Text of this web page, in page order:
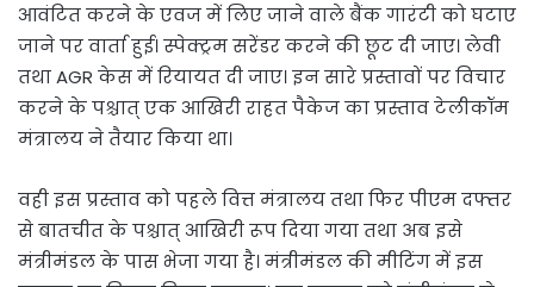
आवंटित करने के एवज में लिए जाने वाले बैंक गारंटी को घटाए
जाने पर वार्ता हुई। स्पेक्ट्रम सरेंडर करने की छूट दी जाए। लेवी
तथा AGR केस में रियायत दी जाए। इन सारे प्रस्तावों पर विचार
करने के पश्चात् एक आखिरी राहत पैकेज का प्रस्ताव टेलीकॉम
मंत्रालय ने तैयार किया था।
वही इस प्रस्ताव को पहले वित्त मंत्रालय तथा फिर पीएम दफ्तर
से बातचीत के पश्चात् आखिरी रूप दिया गया तथा अब इसे
मंत्रीमंडल के पास भेजा गया है। मंत्रीमंडल की मीटिंग में इस